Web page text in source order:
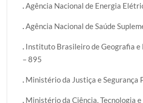
.Agência Nacional de Energia
.Agência Nacional de Saúde
. Instituto Brasileiro de Geografia e
– 895
. Ministério da Justiça e Segurança
. Ministério da Ciência, Tecnologia